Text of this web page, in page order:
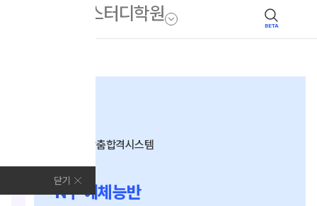
BETA
닫기
수준별 맞춤합격시스템
2027
N수 예체능반